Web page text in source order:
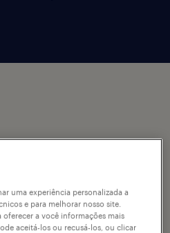
& logística
uma experiência personalizada a
e para melhorar nosso site.
oferecer a você informações mais
aceitá-los ou recusá-los, ou clicar